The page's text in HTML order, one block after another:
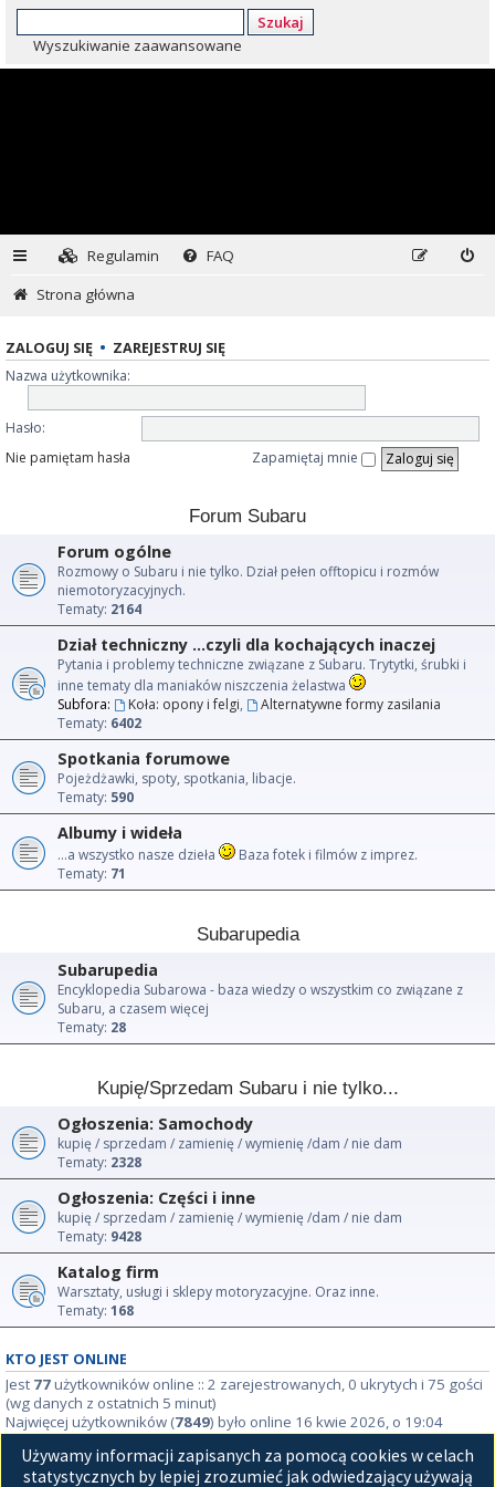
Szukaj
Wyszukiwanie zaawansowane
Regulamin
FAQ
Strona główna
ZALOGUJ SIĘ • ZAREJESTRUJ SIĘ
Nazwa użytkownika:
Hasło:
Nie pamiętam hasła
Zapamiętaj mnie
Forum Subaru
Forum ogólne
Rozmowy o Subaru i nie tylko. Dział pełen offtopicu i rozmów
niemotoryzacyjnych.
Tematy: 2164
Dział techniczny ...czyli dla kochających inaczej
Pytania i problemy techniczne związane z Subaru. Trytytki, śrubki i
inne tematy dla maniaków niszczenia żelastwa
Subfora:
Koła: opony i felgi,
Alternatywne formy zasilania
Tematy: 6402
Spotkania forumowe
Pojeżdżawki, spoty, spotkania, libacje.
Tematy: 590
Albumy i wideła
...a wszystko nasze dzieła
Baza fotek i filmów z imprez.
Tematy: 71
Subarupedia
Subarupedia
Encyklopedia Subarowa - baza wiedzy o wszystkim co związane z
Subaru, a czasem więcej
Tematy: 28
Kupię/Sprzedam Subaru i nie tylko...
Ogłoszenia: Samochody
kupię / sprzedam / zamienię / wymienię /dam / nie dam
Tematy: 2328
Ogłoszenia: Części i inne
kupię / sprzedam / zamienię / wymienię /dam / nie dam
Tematy: 9428
Katalog firm
Warsztaty, usługi i sklepy motoryzacyjne. Oraz inne.
Tematy: 168
KTO JEST ONLINE
Jest 77użytkowników online :: 2 zarejestrowanych, 0 ukrytych i 75 gości
(wg danych z ostatnich 5 minut)
Najwięcej użytkowników (7849) było online 16 kwie 2026, o 19:04
STATYSTYKI
Używamy informacji zapisanych za pomocą cookies w celach
statystycznych by lepiej zrozumieć jak odwiedzający używają